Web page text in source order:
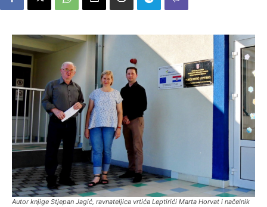
Autor knjige Stjepan Jagić, ravnateljica vrtića Leptirići Marta Horvat i načelnik